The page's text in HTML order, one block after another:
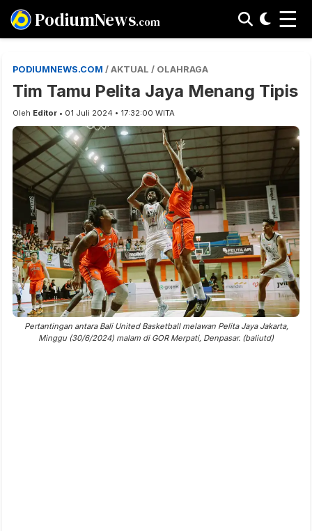
PodiumNews.com ☰
PODIUMNEWS.COM / AKTUAL / OLAHRAGA
Tim Tamu Pelita Jaya Menang Tipis
Oleh Editor • 01 Juli 2024 • 17:32:00 WITA
Pertantingan antara Bali United Basketball melawan Pelita Jaya Jakarta,
Minggu (30/6/2024) malam di GOR Merpati, Denpasar. (baliutd)